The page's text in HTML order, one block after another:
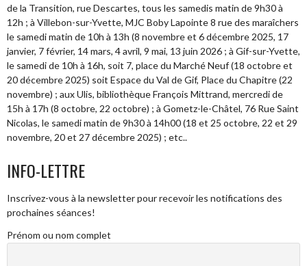
de la Transition, rue Descartes, tous les samedis matin de 9h30 à
12h ; à Villebon-sur-Yvette, MJC Boby Lapointe 8 rue des maraîchers
le samedi matin de 10h à 13h (8 novembre et 6 décembre 2025, 17
janvier, 7 février, 14 mars, 4 avril, 9 mai, 13 juin 2026 ; à Gif-sur-Yvette,
le samedi de 10h à 16h, soit 7, place du Marché Neuf (18 octobre et
20 décembre 2025) soit Espace du Val de Gif, Place du Chapitre (22
novembre) ; aux Ulis, bibliothèque François Mittrand, mercredi de
15h à 17h (8 octobre, 22 octobre) ; à Gometz-le-Châtel, 76 Rue Saint
Nicolas, le samedi matin de 9h30 à 14h00 (18 et 25 octobre, 22 et 29
novembre, 20 et 27 décembre 2025) ; etc..
INFO-LETTRE
Inscrivez-vous à la newsletter pour recevoir les notifications des
prochaines séances!
Prénom ou nom complet